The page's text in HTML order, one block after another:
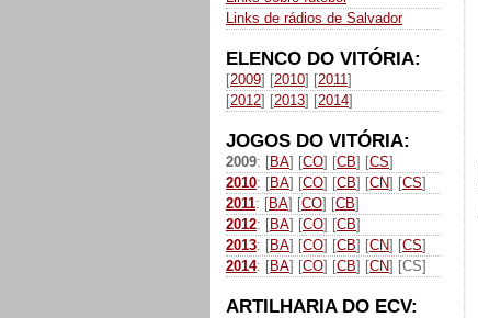
Links de rádios de Salvador
ELENCO DO VITÓRIA:
[2009] [2010] [2011]
[2012] [2013] [2014]
JOGOS DO VITÓRIA:
2009: [BA] [CO] [CB] [CS]
2010: [BA] [CO] [CB] [CN] [CS]
2011: [BA] [CO] [CB]
2012: [BA] [CO] [CB]
2013: [BA] [CO] [CB] [CN] [CS]
2014: [BA] [CO] [CB] [CN] [CS]
ARTILHARIA DO ECV: